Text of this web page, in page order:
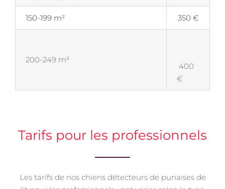
150-199 m² 350 €
200-249 m²
400
€
Tarifs pour les professionnels
Les tarifs de nos chiens détecteurs de punaises de